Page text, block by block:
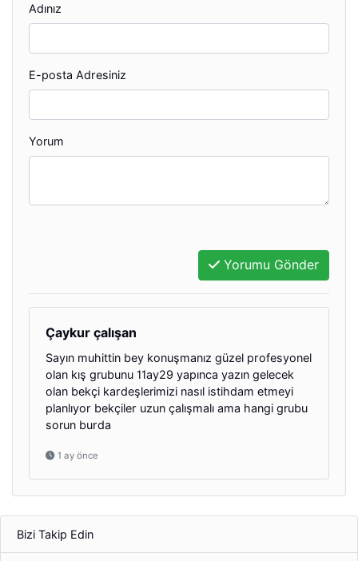
Adınız
E-posta Adresiniz
Yorum
Yorumu Gönder
Çaykur çalışan
Sayın muhittin bey konuşmanız güzel profesyonel
olan kış grubunu 11ay29 yapınca yazın gelecek
olan bekçi kardeşlerimizi nasıl istihdam etmeyi
planlıyor bekçiler uzun çalışmalı ama hangi grubu
sorun burda
1 ay önce
Bizi Takip Edin